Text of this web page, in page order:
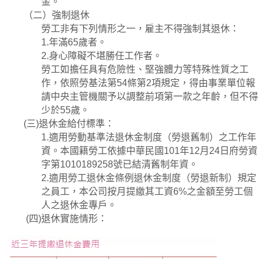
（二）強制退休
勞工非有下列情形之一，雇主不得強制其退休：
1.年滿65歲者。
2.身心障礙不堪勝任工作者。
勞工如擔任具有危險性、堅強體力等特殊性質之工
作，依照勞基法第54條第2項規定，得由事業單位報
請中央主管機關予以調整前項第一款之年齡，但不得
少於55歲。
(三)退休金給付標準：
1.適用勞動基準法退休金制度（勞退舊制）之工作年
資。本國籍勞工依據中華民國101年12月24日府勞資
字第1010189258號已結清舊制年資。
2.適用勞工退休金條例退休金制度（勞退新制）規定
之員工，本公司按月提繳其工資6%之金額至勞工個
人之退休金專戶。
(四)退休實施情形：